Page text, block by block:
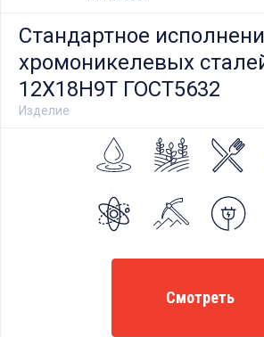
производителей.
Изделие
Стандартное
хромоникелевых
12Х18Н9Т ГОСТ5632
Смотреть